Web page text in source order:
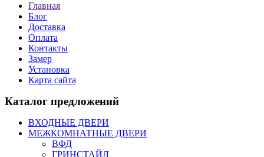
Главная
Блог
Доставка
Оплата
Контакты
Замер
Установка
Карта сайта
Каталог предложений
ВХОДНЫЕ ДВЕРИ
МЕЖКОМНАТНЫЕ ДВЕРИ
ВФД
ГРИНСТАЙЛ